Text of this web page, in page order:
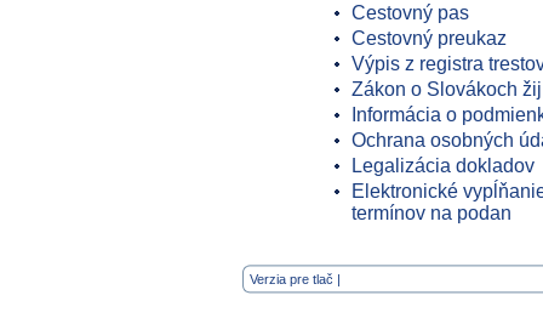
Cestovný pas
Cestovný preukaz
Výpis z registra
Zákon o Slovákoch
Informácia o
Ochrana osobných
Legalizácia dokladov
Elektronické
termínov na podan
Verzia pre tlač |